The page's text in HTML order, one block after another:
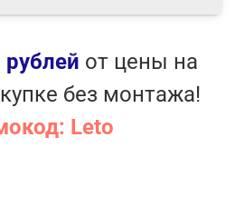
от цены на
без монтажа!
Leto